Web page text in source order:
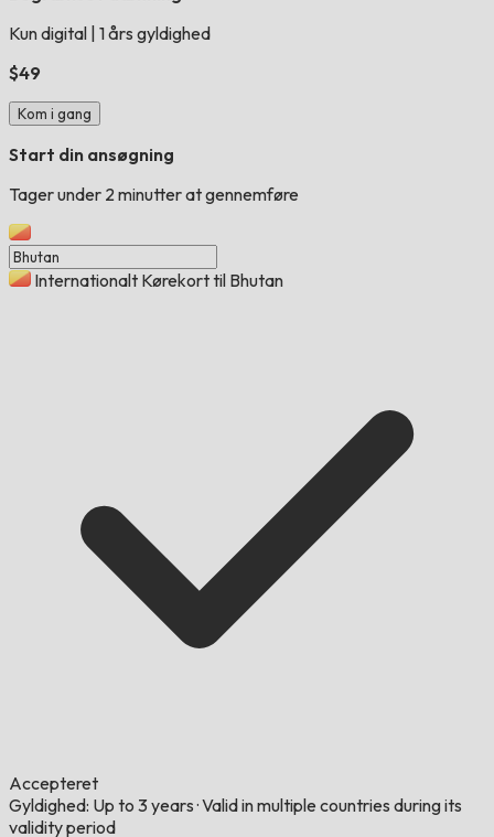
Kun digital 1 års gyldighed
$49
Kom i gang
Start din ansøgning
Tager under 2 minutter at gennemføre
Internationalt Kørekort til Bhutan
Accepteret
Gyldighed: Up to 3 years ·Valid in multiple countries during its
validity period